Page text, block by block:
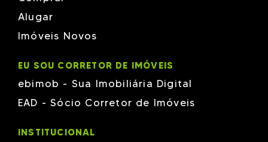
Alugar
Imóveis Novos
EU SOU CORRETOR DE IMÓVEIS
ebimob - Sua Imobiliária Digital
EAD - Sócio Corretor de Imóveis
INSTITUCIONAL